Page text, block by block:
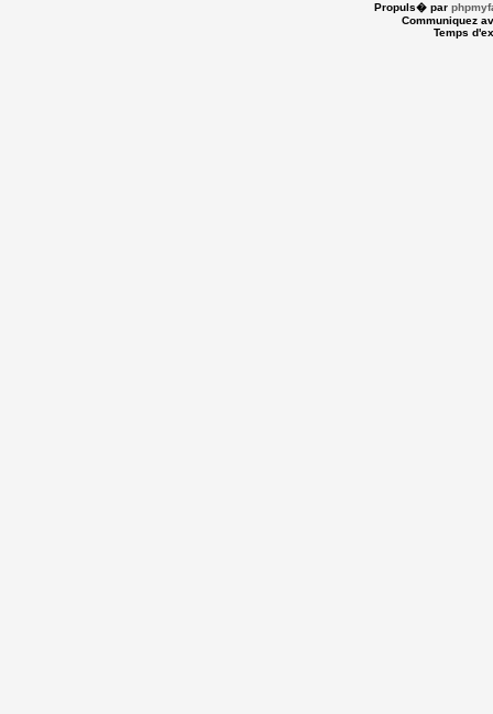
Propuls� par
Communiquez
Temps